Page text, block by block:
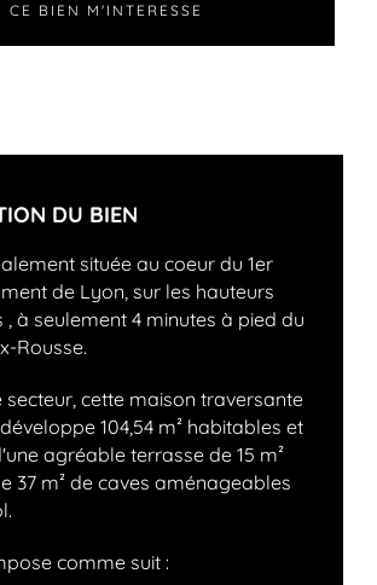
CE BIEN M'INTERESSE
DU BIEN
située au coeur du 1er
de Lyon, sur les hauteurs
, à seulement 4 minutes à pied du
Rousse.
secteur, cette maison traversante
104,54 m² habitables et
agréable terrasse de 15 m²
37 m² de caves aménageables
comme suit :